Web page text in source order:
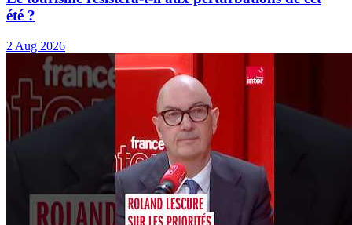
été ?
2 Aug 2026